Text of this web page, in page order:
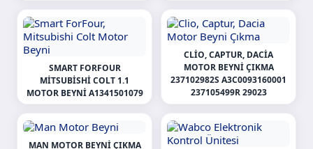
SMART FORFOUR
MITSUBISHI COLT 1.1
MOTOR BEYNI A1341501079
CLIO, CAPTUR, DACIA
MOTOR BEYNI ÇIKMA
237102982S A3C0093160001
237105499R 29023
MAN MOTOR BEYNI ÇIKMA